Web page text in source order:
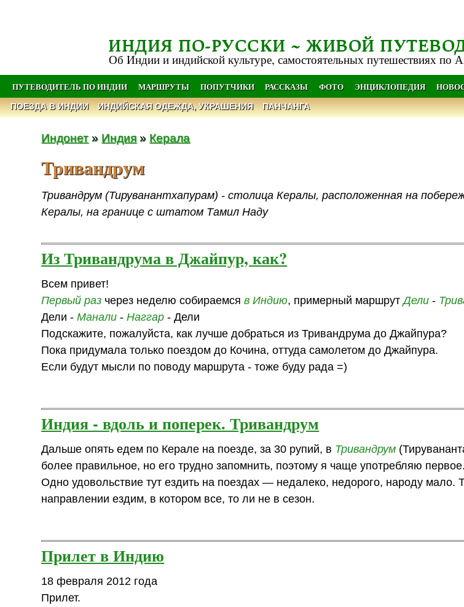
ИНДИЯ ПО-РУССКИ ~ ЖИВОЙ
Об Индии и индийской культуре, самостоятельных путешествиях по
ПУТЕВОДИТЕЛЬ ПО ИНДИИ МАРШРУТЫ ПОПУТЧИКИ РАССКАЗЫ ФОТО ЭНЦИКЛОПЕДИЯ
ПОЕЗДА В ИНДИИ ИНДИЙСКАЯ ОДЕЖДА, УКРАШЕНИЯ ПАНЧАНГА
Индонет» Индия » Керала
Тривандрум
Тривандрум (Тируванантхапурам) - столица Кералы, расположенная на
Кералы, на границе с штатом Тамил Наду
Из Тривандрума в Джайпур, как?
Всем привет!
Первый раз через неделю собираемсяв Индию, примерный маршрутДели -
Дели -Манали -Наггар - Дели
Подскажите, пожалуйста, как лучше добраться из Тривандрума до Джайпура?
Пока придумала только поездом до Кочина, оттуда самолетом до Джайпура.
Если будут мысли по поводу маршрута - тоже буду рада =)
Индия - вдоль и поперек. Тривандрум
Дальше опять едем по Керале на поезде, за 30 рупий, в Тривандрум
более правильное, но его трудно запомнить, поэтому я чаще употребляю первое.
Одно удовольствие тут ездить на поездах — недалеко, недорого, народу мало.
направлении ездим, в котором все, то ли не в сезон.
Прилет в Индию
18 февраля 2012 года
Прилет.